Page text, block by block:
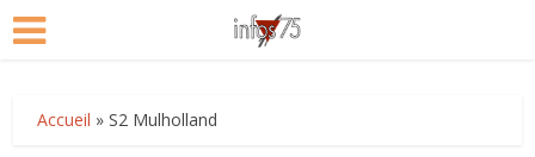
Accueil »S2 Mulholland